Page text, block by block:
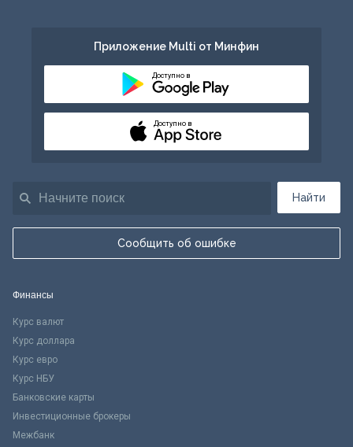
Найти
Сообщить об ошибке
Приложение Multi от Минфин
Доступно в
Доступно в
Финансы
Курс валют
Курс доллара
Курс евро
Курс НБУ
Банковские карты
Инвестиционные брокеры
Межбанк